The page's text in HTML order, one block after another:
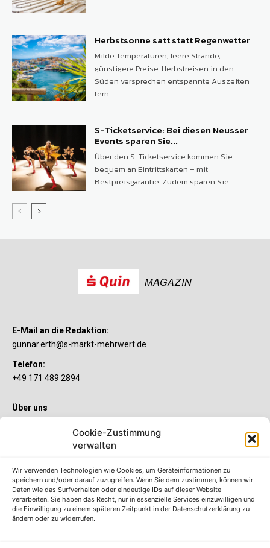
Cookie-Zustimmung
verwalten
Wir verwenden Technologien wie Cookies, um Geräteinformationen zu
speichern und/oder darauf zuzugreifen. Wenn Sie dem zustimmen, können wir
Daten wie das Surfverhalten oder eindeutige IDs auf dieser Website
verarbeiten. Sie haben das Recht, nur in essenzielle Services einzuwilligen und
die Einwilligung zu einem späteren Zeitpunkt in der Datenschutzerklärung zu
ändern oder zu widerrufen.
Herbstsonne satt statt Regenwetter
Milde Temperaturen, leere Strände,
günstigere Preise. Herbstreisen in den
Süden versprechen entspannte Auszeiten
fern...
S-Ticketservice: Bei diesen Neusser
Events sparen Sie...
Über den S-Ticketservice kommen Sie
bequem an Eintrittskarten – mit
Bestpreisgarantie. Zudem sparen Sie...
MAGAZIN
E-Mail an die Redaktion:
gunnar.erth@s-markt-mehrwert.de
Telefon:
+49 171 489 2894
Über uns
Sie wollen mehr als ein gewöhnliches Girokonto? Dann ist unser
S-Quin Konto genau das Richtige für Sie. Die beiden
etliche Inklusivleistungen. Im S-Quin Magazin erfahren Sie
immer, was es Neues gibt.
Die S-Quin Kontomodelle